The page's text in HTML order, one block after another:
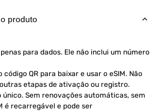
produto
para dados. Ele não inclui um número
código QR para baixar e usar o eSIM. Não
etapas de ativação ou registro.
Sem renovações automáticas, sem
é recarregável e pode ser